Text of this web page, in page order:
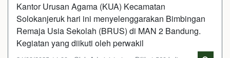
Kantor Urusan Agama (KUA) Kecamatan
Solokanjeruk hari ini menyelenggarakan Bimbingan
Remaja Usia Sekolah (BRUS) di MAN 2 Bandung.
Kegiatan yang diikuti oleh perwakil